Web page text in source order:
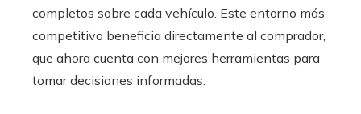
completos sobre cada vehículo. Este entorno más
competitivo beneficia directamente al comprador,
que ahora cuenta con mejores herramientas para
tomar decisiones informadas.